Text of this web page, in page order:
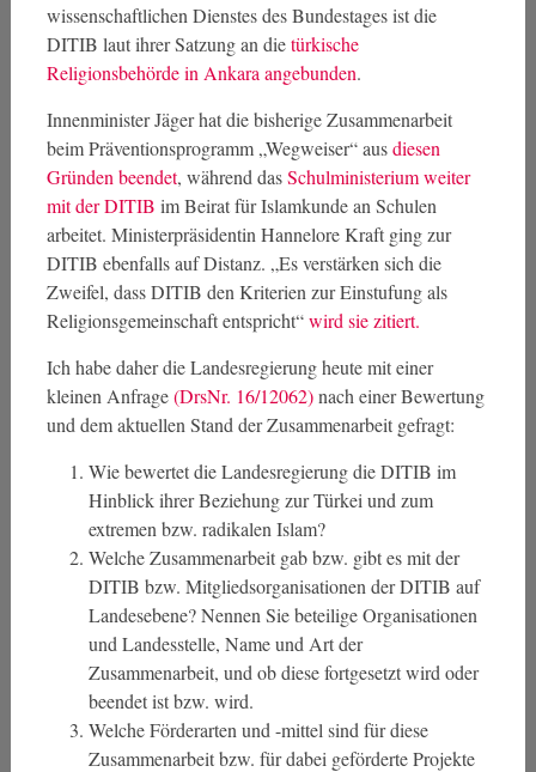
wissenschaftlichen Dienstes des Bundestages ist die
DITIB laut ihrer Satzung an dietürkische
Religionsbehörde in Ankara angebunden.
Innenminister Jäger hat die bisherige Zusammenarbeit
beim Präventionsprogramm „Wegweiser“ ausdiesen
Gründen beendet, während dasSchulministerium weiter
mit der DITIB im Beirat für Islamkunde an Schulen
arbeitet. Ministerpräsidentin Hannelore Kraft ging zur
DITIB ebenfalls auf Distanz. „Es verstärken sich die
Zweifel, dass DITIB den Kriterien zur Einstufung als
Religionsgemeinschaft entspricht“wird sie zitiert.
Ich habe daher die Landesregierung heute mit einer
kleinen Anfrage(DrsNr. 16/12062)nach einer Bewertung
und dem aktuellen Stand der Zusammenarbeit gefragt:
Wie bewertet die Landesregierung die DITIB im
Hinblick ihrer Beziehung zur Türkei und zum
extremen bzw. radikalen Islam?
Welche Zusammenarbeit gab bzw. gibt es mit der
DITIB bzw. Mitgliedsorganisationen der DITIB auf
Landesebene? Nennen Sie beteilige Organisationen
und Landesstelle, Name und Art der
Zusammenarbeit, und ob diese fortgesetzt wird oder
beendet ist bzw. wird.
Welche Förderarten und -mittel sind für diese
Zusammenarbeit bzw. für dabei geförderte Projekte